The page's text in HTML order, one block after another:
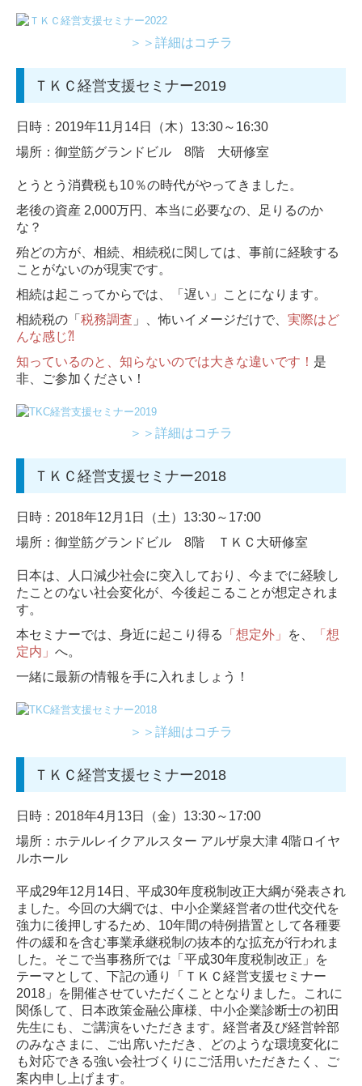
＞＞詳細はコチラ
ＴＫＣ経営支援セミナー2019
日時：2019年11月14日（木）13:30～16:30
場所：御堂筋グランドビル 8階 大研修室
とうとう消費税も10％の時代がやってきました。
老後の資産 2,000万円、本当に必要なの、足りるのか
な？
殆どの方が、相続、相続税に関しては、事前に経験する
ことがないのが現実です。
相続は起こってからでは、「遅い」ことになります。
相続税の「 税務調査 」、怖いイメージだけで、 実際はど
んな感じ⁈
知っているのと、知らないのでは大きな違いです！ 是
非、ご参加ください！
＞＞詳細はコチラ
ＴＫＣ経営支援セミナー2018
日時：2018年12月1日（土）13:30～17:00
場所：御堂筋グランドビル 8階 ＴＫＣ大研修室
日本は、人口減少社会に突入しており、今までに経験し
たことのない社会変化が、今後起こることが想定されま
す。
本セミナーでは、身近に起こり得る
「想定外」 を、 「 想
定内」 へ。
一緒に最新の情報を手に入れましょう！
＞＞詳細はコチラ
ＴＫＣ経営支援セミナー2018
日時：2018年4月13日（金）13:30～17:00
場所：ホテルレイクアルスター アルザ泉大津 4階ロイヤ
ルホール
平成29年12月14日、平成30年度税制改正大綱が発表され
ました。今回の大綱では、中小企業経営者の世代交代を
強力に後押しするため、10年間の特例措置として各種要
件の緩和を含む事業承継税制の抜本的な拡充が行われま
した。そこで当事務所では「平成30年度税制改正」を
テーマとして、下記の通り「ＴＫＣ経営支援セミナー
2018」を開催させていただくこととなりました。これに
関係して、日本政策金融公庫様、中小企業診断士の初田
先生にも、ご講演をいただきます。経営者及び経営幹部
のみなさまに、ご出席いただき、どのような環境変化に
も対応できる強い会社づくりにご活用いただきたく、ご
案内申し上げます。